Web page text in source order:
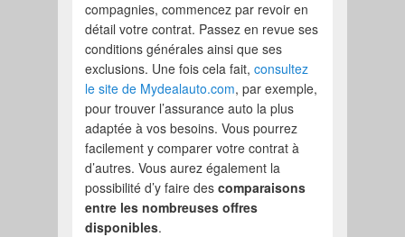
compagnies, commencez par revoir en
détail votre contrat. Passez en revue ses
conditions générales ainsi que ses
exclusions. Une fois cela fait,consultez
le site de Mydealauto.com, par exemple,
pour trouver l’assurance auto la plus
adaptée à vos besoins. Vous pourrez
facilement y comparer votre contrat à
d’autres. Vous aurez également la
possibilité d’y faire descomparaisons
entre les nombreuses offres
disponibles.